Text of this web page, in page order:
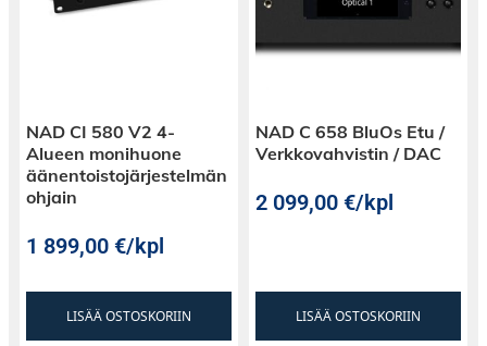
NAD CI 580 V2 4-
Alueen monihuone
äänentoistojärjestelmän
ohjain
1 899,00€/kpl
LISÄÄ OSTOSKORIIN
NAD C 658 BluOs Etu /
Verkkovahvistin / DAC
2 099,00€/kpl
LISÄÄ OSTOSKORIIN